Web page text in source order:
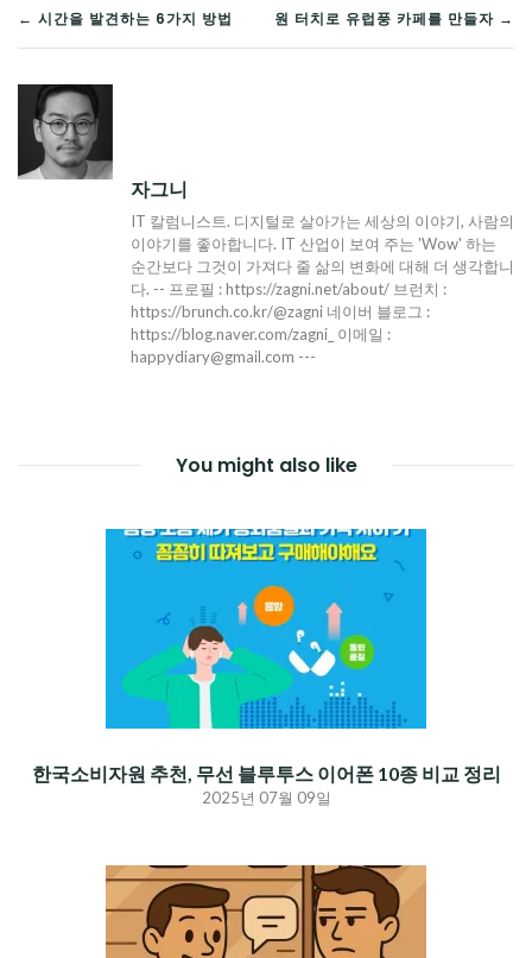
글
탐
색
← 시간을 발견하는 6가지 방법 원 터치로 유럽풍 카페를 만들자 →
자그니
IT 칼럼니스트. 디지털로 살아가는 세상의 이야기, 사람의
이야기를 좋아합니다. IT 산업이 보여 주는 'Wow' 하는
순간보다 그것이 가져다 줄 삶의 변화에 대해 더 생각합니
다. -- 프로필 : https://zagni.net/about/ 브런치 :
https://brunch.co.kr/@zagni 네이버 블로그 :
https://blog.naver.com/zagni_ 이메일 :
happydiary@gmail.com ---
You might also like
한국소비자원 추천, 무선 블루투스 이어폰 10종 비교 정리
2025년 07월 09일